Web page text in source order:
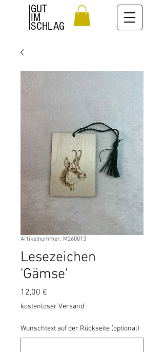
GUT
IM
SCHLAG
Artikelnummer: M260013
Lesezeichen
'Gämse'
12,00 €
kostenloser Versand
Wunschtext auf der Rückseite (optional)